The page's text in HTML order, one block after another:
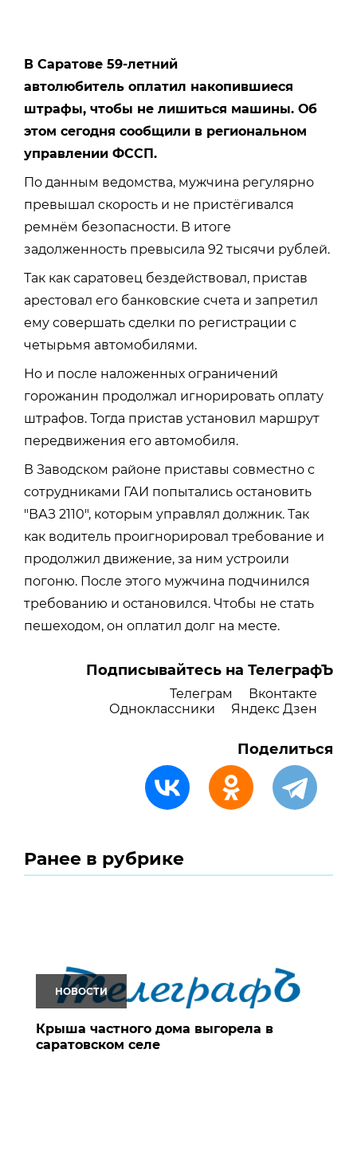
В Саратове 59-летний
автолюбитель оплатил накопившиеся
штрафы, чтобы не лишиться машины. Об
этом сегодня сообщили в региональном
управлении ФССП.
По данным ведомства, мужчина регулярно
превышал скорость и не пристёгивался
ремнём безопасности. В итоге
задолженность превысила 92 тысячи рублей.
Так как саратовец бездействовал, пристав
арестовал его банковские счета и запретил
ему совершать сделки по регистрации с
четырьмя автомобилями.
Но и после наложенных ограничений
горожанин продолжал игнорировать оплату
штрафов. Тогда пристав установил маршрут
передвижения его автомобиля.
В Заводском районе приставы совместно с
сотрудниками ГАИ попытались остановить
"ВАЗ 2110", которым управлял должник. Так
как водитель проигнорировал требование и
продолжил движение, за ним устроили
погоню. После этого мужчина подчинился
требованию и остановился. Чтобы не стать
пешеходом, он оплатил долг на месте.
Подписывайтесь на ТелеграфЪ
Телеграм
Вконтакте
Одноклассники
Яндекс Дзен
Поделиться
Ранее в рубрике
НОВОСТИ
Крыша частного дома выгорела в
саратовском селе